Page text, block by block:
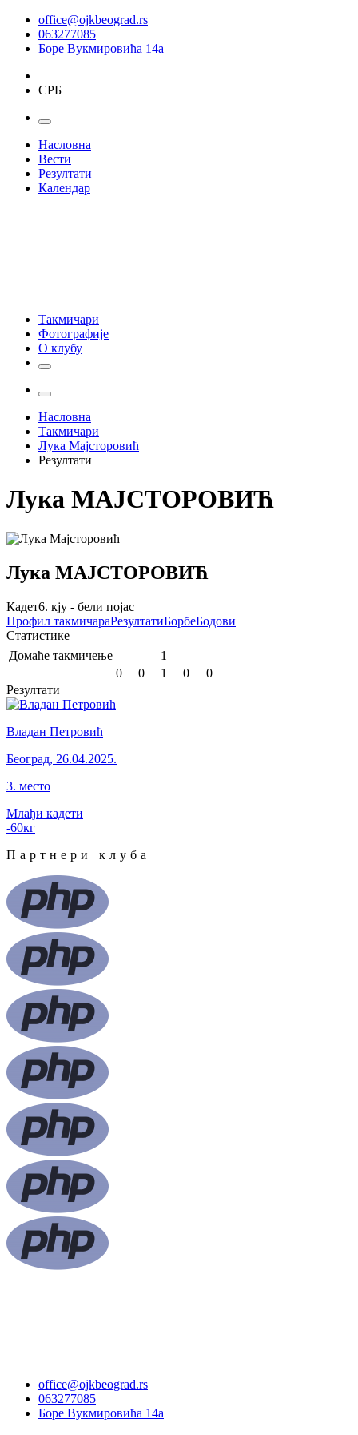
office@ojkbeograd.rs
063277085
Боре Вукмировића 14а
СРБ
Насловна
Вести
Резултати
Календар
Такмичари
Фотографије
О клубу
Насловна
Такмичари
Лука Мајсторовић
Резултати
Лука МАЈСТОРОВИЋ
Лука МАЈСТОРОВИЋ
Кадет6. кју - бели појас
Профил такмичараРезултатиБорбеБодови
Статистике
Домаће такмичење
1
0
0 1 0
0
Резултати
Владан Петровић
Београд, 26.04.2025.
3. место
Млађи кадети
-60кг
Партнери клуба
office@ojkbeograd.rs
063277085
Боре Вукмировића 14а